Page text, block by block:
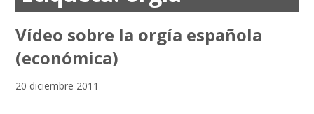
Vídeo sobre la orgía española
(económica)
20 diciembre 2011